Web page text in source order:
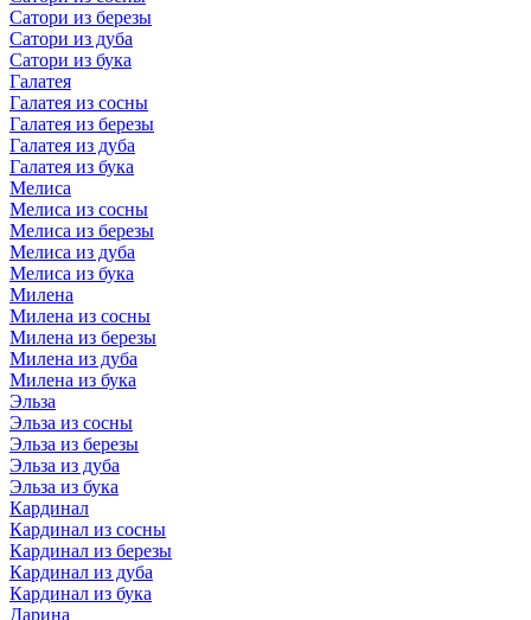
Сатори из березы
Сатори из дуба
Сатори из бука
Галатея
Галатея из сосны
Галатея из березы
Галатея из дуба
Галатея из бука
Мелиса
Мелиса из сосны
Мелиса из березы
Мелиса из дуба
Мелиса из бука
Милена
Милена из сосны
Милена из березы
Милена из дуба
Милена из бука
Эльза
Эльза из сосны
Эльза из березы
Эльза из дуба
Эльза из бука
Кардинал
Кардинал из сосны
Кардинал из березы
Кардинал из дуба
Кардинал из бука
Дарина